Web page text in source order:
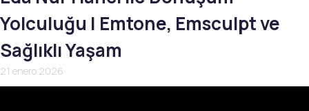
Yolculuğu | Emtone, Emsculpt ve
Sağlıklı Yaşam
21 enero 2026